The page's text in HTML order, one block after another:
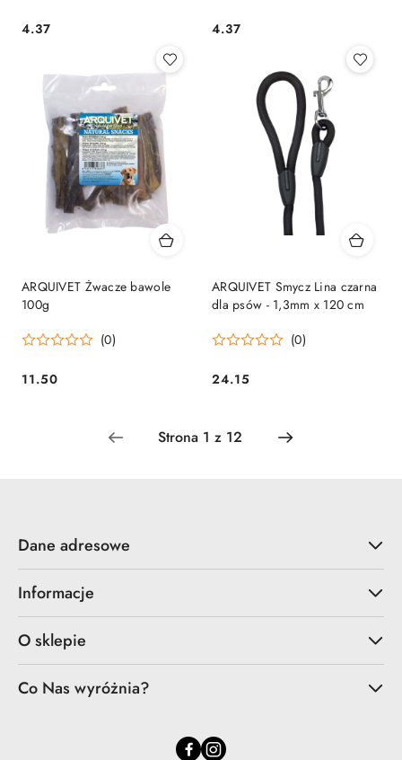
Cena:
4.37 Cena:
4.37
ARQUIVET Żwacze bawole
100g
(0)
Cena:
11.50
ARQUIVET Smycz Lina czarna
dla psów - 1,3mm x 120 cm
(0)
Cena:
24.15
Dane adresowe
Informacje
O sklepie
Co Nas wyróżnia?